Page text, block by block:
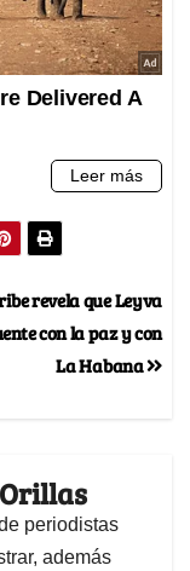
revela que Leyva
con la paz y con
La Habana
periodistas
además